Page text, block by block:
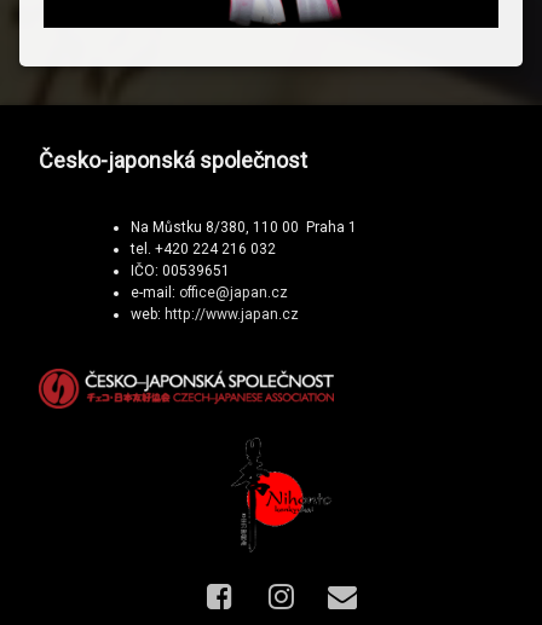
Česko-japonská společnost
Na Můstku 8/380, 110 00 Praha 1
tel. +420 224 216 032
IČO: 00539651
e-mail: office@japan.cz
web: http://www.japan.cz
Facebook
Instagram
E-mail